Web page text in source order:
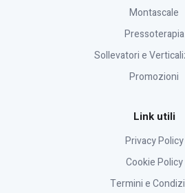
Montascale
Pressoterapia
Sollevatori e
Promozioni
Link utili
Privacy Policy
Cookie Policy
Termini e